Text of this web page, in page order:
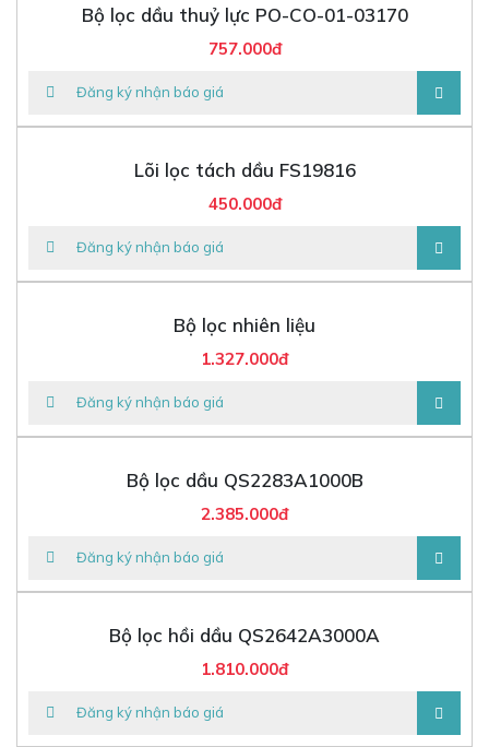
Bộ lọc dầu thuỷ lực PO-CO-01-03170
757.000đ
Đăng ký nhận báo giá
Lõi lọc tách dầu FS19816
450.000đ
Đăng ký nhận báo giá
Bộ lọc nhiên liệu
1.327.000đ
Đăng ký nhận báo giá
Bộ lọc dầu QS2283A1000B
2.385.000đ
Đăng ký nhận báo giá
Bộ lọc hồi dầu QS2642A3000A
1.810.000đ
Đăng ký nhận báo giá